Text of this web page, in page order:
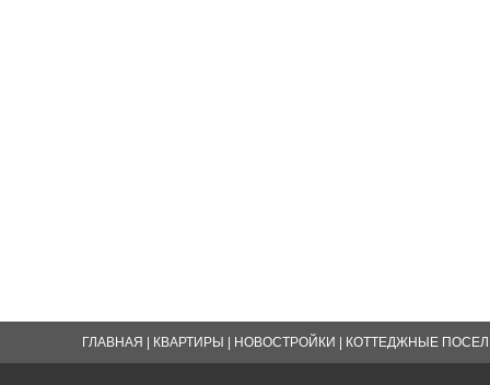
ГЛАВНАЯ КВАРТИРЫ НОВОСТРОЙКИ КОТТЕДЖНЫЕ